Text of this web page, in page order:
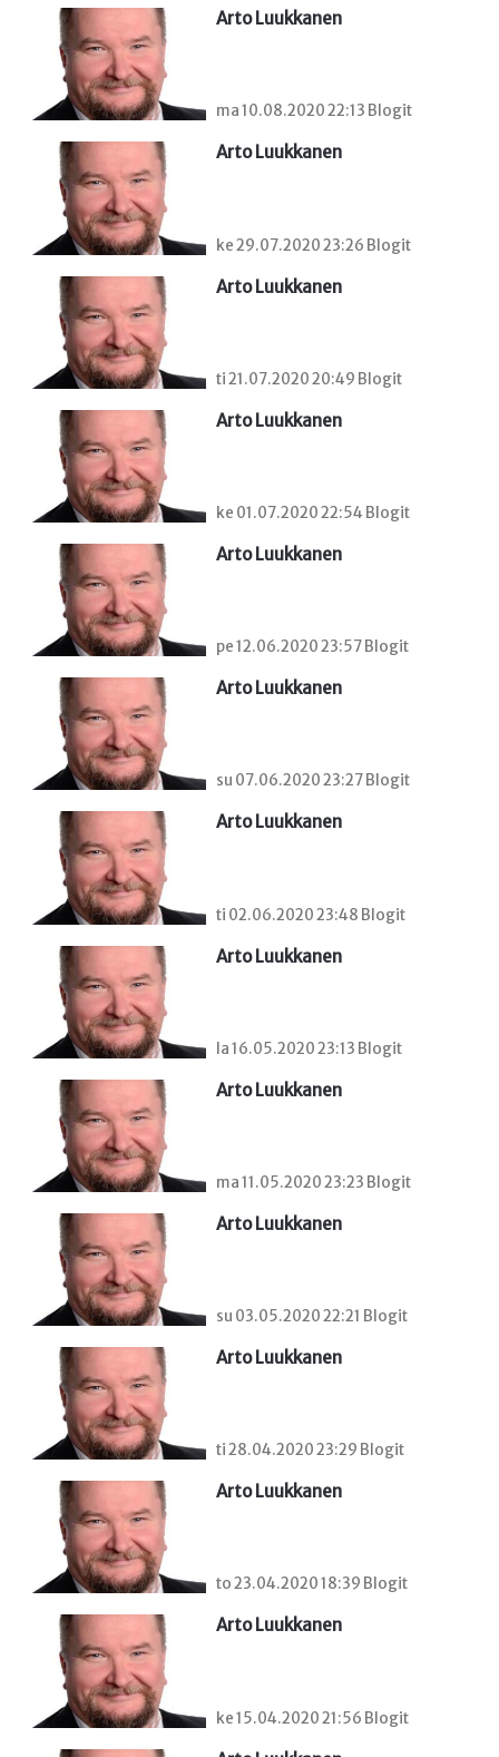
Arto Luukkanen
ma 10.08.2020 22:13 Blogit
Arto Luukkanen
ke 29.07.2020 23:26 Blogit
Arto Luukkanen
ti 21.07.2020 20:49 Blogit
Arto Luukkanen
ke 01.07.2020 22:54 Blogit
Arto Luukkanen
pe 12.06.2020 23:57 Blogit
Arto Luukkanen
su 07.06.2020 23:27 Blogit
Arto Luukkanen
ti 02.06.2020 23:48 Blogit
Arto Luukkanen
la 16.05.2020 23:13 Blogit
Arto Luukkanen
ma 11.05.2020 23:23 Blogit
Arto Luukkanen
su 03.05.2020 22:21 Blogit
Arto Luukkanen
ti 28.04.2020 23:29 Blogit
Arto Luukkanen
to 23.04.2020 18:39 Blogit
Arto Luukkanen
ke 15.04.2020 21:56 Blogit